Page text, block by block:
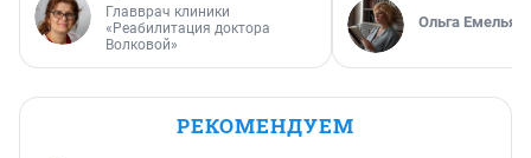
Главврач клиники
«Реабилитация доктора
Волковой»
Ольга
РЕКОМЕНДУЕМ